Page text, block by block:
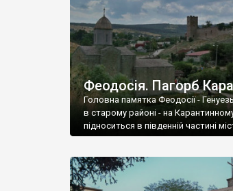
Феодосія. Пагорб
Головна памятка Феодосії -
в старому районі - на
підноситься в південній частині